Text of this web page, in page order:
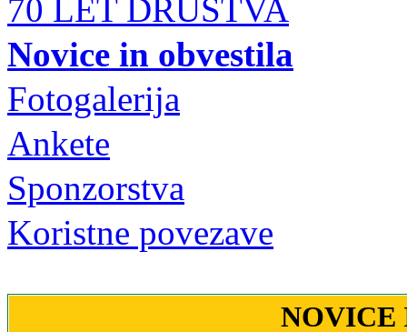
70 LET DRUŠTVA
Novice in obvestila
Fotogalerija
Ankete
Sponzorstva
Koristne povezave
NOVICE